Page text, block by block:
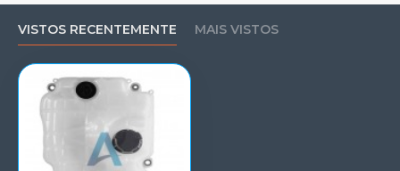
VISTOS RECENTEMENTE MAIS VISTOS